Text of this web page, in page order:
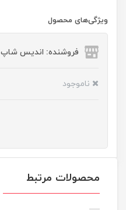
ویژگی‌های محصول
فروشنده: اندیس شاپ
ناموجود
محصولات مرتبط